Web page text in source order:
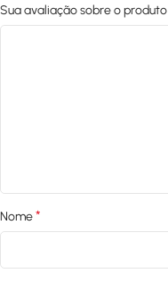
Sua avaliação sobre o produto
Nome*